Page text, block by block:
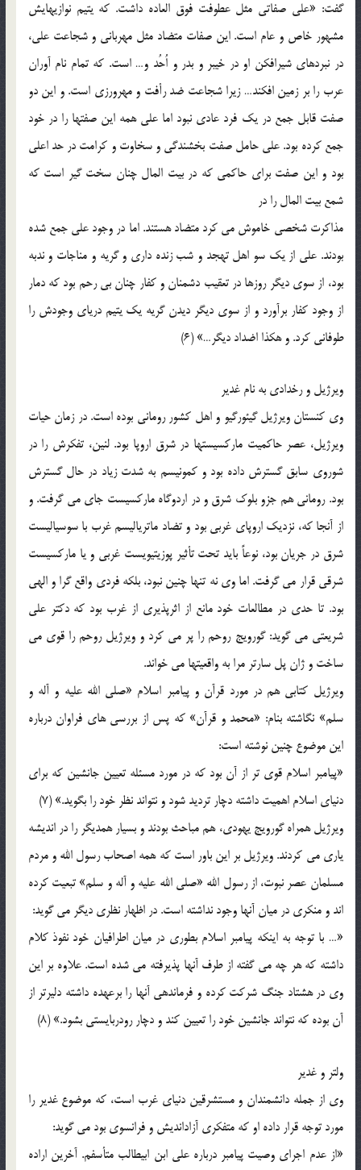
گفت: «علی صفاتی مثل عطوفت فوق العاده داشت. که یتیم نوازیهایش
مشهور خاص و عام است. این صفات متضاد مثل مهربانی و شجاعت علی،
در نبردهای شیرافکن او در خیبر و بدر و اُحُد و… است. که تمام نام آوران
عرب را بر زمین افکند… زیرا شجاعت ضد رأفت و مهرورزی است. و این دو
صفت قابل جمع در یک فرد عادی نبود اما علی همه این صفتها را در خود
جمع کرده بود. علی حامل صفت بخشندگی و سخاوت و کرامت در حد اعلی
بود و این صفت برای حاکمی که در بیت المال چنان سخت گیر است که
شمع بیت المال را در
مذاکرت شخصی خاموش می کرد متضاد هستند. اما در وجود علی جمع شده
بودند. علی از یک سو اهل تهجد و شب زنده داری و گریه و مناجات و ندبه
بود، از سوی دیگر روزها در تعقیب دشمنان و کفار چنان بی رحم بود که دمار
از وجود کفار برآورد و از سوی دیگر دیدن گریه یک یتیم دریای وجودش را
طوفانی کرد. و هکذا اضداد دیگر…» (6)
ویرژیل و رخدادی به نام غدیر
وی کنستان ویرژیل گیئورگیو و اهل کشور رومانی بوده است. در زمان حیات
ویرژیل، عصر حاکمیت مارکسیستها در شرق اروپا بود. لنین، تفکرش را در
شوروی سابق گسترش داده بود و کمونیسم به شدت زیاد در حال گسترش
بود. رومانی هم جزو بلوک شرق و در اردوگاه مارکسیست جای می گرفت. و
از آنجا که، نزدیک اروپای غربی بود و تضاد ماتریالیسم غرب با سوسیالیست
شرق در جریان بود، نوعاً باید تحت تأثیر پوزیتیویست غربی و یا مارکسیست
شرقی قرار می گرفت. اما وی نه تنها چنین نبود، بلکه فردی واقع گرا و الهی
بود. تا حدی در مطالعات خود مانع از اثرپذیری از غرب بود که دکتر علی
شریعتی می گوید: گورویج روحم را پر می کرد و ویرژیل روحم را قوی می
ساخت و ژان پل سارتر مرا به واقعیتها می خواند.
ویرژیل کتابی هم در مورد قرآن و پیامبر اسلام «صلی الله علیه و آله و
سلم» نگاشته بنام: «محمد و قرآن» که پس از بررسی های فراوان درباره
این موضوع چنین نوشته است:
«پیامبر اسلام قوی تر از آن بود که در مورد مسئله تعیین جانشین که برای
دنیای اسلام اهمیت داشته دچار تردید شود و نتواند نظر خود را بگوید.» (7)
ویرژیل همراه گورویج یهودی، هم مباحث بودند و بسیار همدیگر را در اندیشه
یاری می کردند. ویرژیل بر این باور است که همه اصحاب رسول الله و مردم
مسلمان عصر نبوت، از رسول الله «صلی الله علیه و آله و سلم» تبعیت کرده
اند و منکری در میان آنها وجود نداشته است. در اظهار نظری دیگر می گوید:
«… با توجه به اینکه پیامبر اسلام بطوری در میان اطرافیان خود نفوذ کلام
داشته که هر چه می گفته از طرف آنها پذیرفته می شده است. علاوه بر این
وی در هشتاد جنگ شرکت کرده و فرماندهی آنها را برعهده داشته دلیرتر از
آن بوده که نتواند جانشین خود را تعیین کند و دچار رودربایستی بشود.» (8)
ولتر و غدیر
وی از جمله دانشمندان و مستشرقین دنیای غرب است، که موضوع غدیر را
مورد توجه قرار داده او که متفکری آزاداندیش و فرانسوی بود می گوید:
«از عدم اجرای وصیت پیامبر درباره علی ابن ابیطالب متأسفم. آخرین اراده